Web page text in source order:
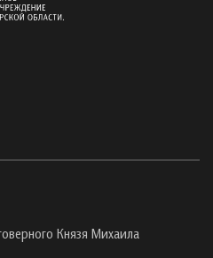
Князя Михаила